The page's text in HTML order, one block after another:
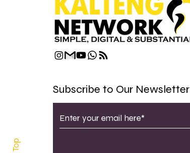
Subscribe to Our Newsletter